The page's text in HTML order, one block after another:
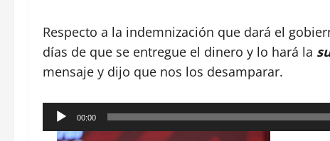
Respecto a la indemnización que dará el
días de que se entregue el dinero y lo hará la
mensaje y dijo que nos los desamparar.
Reproductor
de
00:00